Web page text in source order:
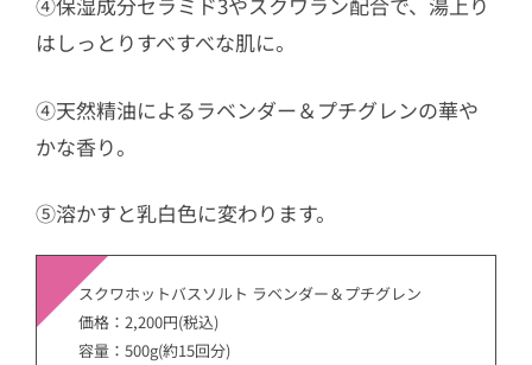
はしっとりすべすべな肌に。
④天然精油によるラベンダー＆プチグレンの華や
かな香り。
⑤溶かすと乳白色に変わります。
スクワホットバスソルト ラベンダー＆プチグレン
価格：2,200円(税込)
容量：500g(約15回分)